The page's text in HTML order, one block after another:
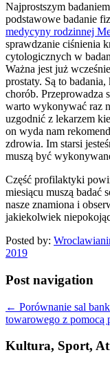
Najprostszym
podstawowe badanie
medycyny rodzinnej
sprawdzanie ciśnienia
cytologicznych w
Ważna jest już
prostaty. Są to
chorób. Przeprowadza
warto wykonywać raz
uzgodnić z lekarzem
on wyda nam
zdrowia. Im starsi
muszą być
Część profilaktyki
miesiącu muszą badać
nasze znamiona i
jakiekolwiek
Posted by:
2019
Post navigation
← Porównanie sal
towarowego z pomocą
Kultura, Sport,